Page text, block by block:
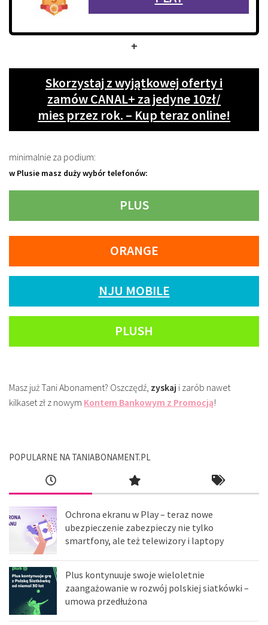
+
Skorzystaj z wyjątkowej oferty i
zamów CANAL+ za jedyne 10zł/
mies przez rok. – Kup teraz online!
minimalnie za podium:
w Plusie masz duży wybór telefonów:
PLUS
ORANGE
NJU MOBILE
PLUSH
Masz już Tani Abonament? Oszczędź, zyskaj i zarób nawet
kilkaset zł z nowym Kontem Bankowym z Promocją!
POPULARNE NA TANIABONAMENT.PL
Ochrona ekranu w Play – teraz nowe
ubezpieczenie zabezpieczy nie tylko
smartfony, ale też telewizory i laptopy
Plus kontynuuje swoje wieloletnie
zaangażowanie w rozwój polskiej siatkówki –
umowa przedłużona